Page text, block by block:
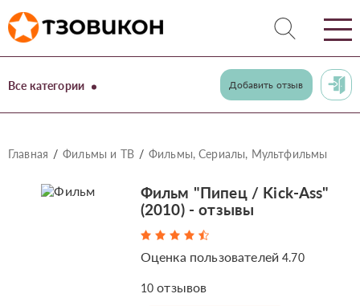
Все категории Добавить отзыв
Главная Фильмы и ТВ Фильмы, Сериалы, Мультфильмы
Фильм "Пипец / Kick-Ass"
(2010) - отзывы
Оценка пользователей4.70
10 отзывов